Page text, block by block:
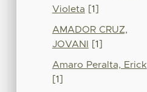
Violeta [1]
AMADOR CRUZ,
JOVANI
[1]
Amaro Peralta, Erick
[1]